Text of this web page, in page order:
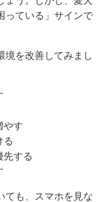
っている」サインで
境を改善してみまし
やす
る
先する
ても、スマホを見な